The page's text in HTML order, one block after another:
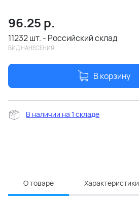
96.25 р.
11232 шт. - Российский склад
ВИД НАНЕСЕНИЯ
В корзину
В наличии на 1 складе
О товаре Характеристики